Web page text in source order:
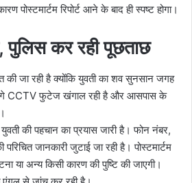
पोस्टमार्टम रिपोर्ट आने के बाद ही स्पष्ट होगा।
पुलिस कर रही पूछताछ
की जा रही है क्योंकि युवती का शव सुनसान जगह
CCTV फुटेज खंगाल रही है और आसपास के
की पहचान का प्रयास जारी है। फोन नंबर,
जानकारी जुटाई जा रही है। पोस्टमार्टम
या अन्य किसी कारण की पुष्टि की जाएगी।